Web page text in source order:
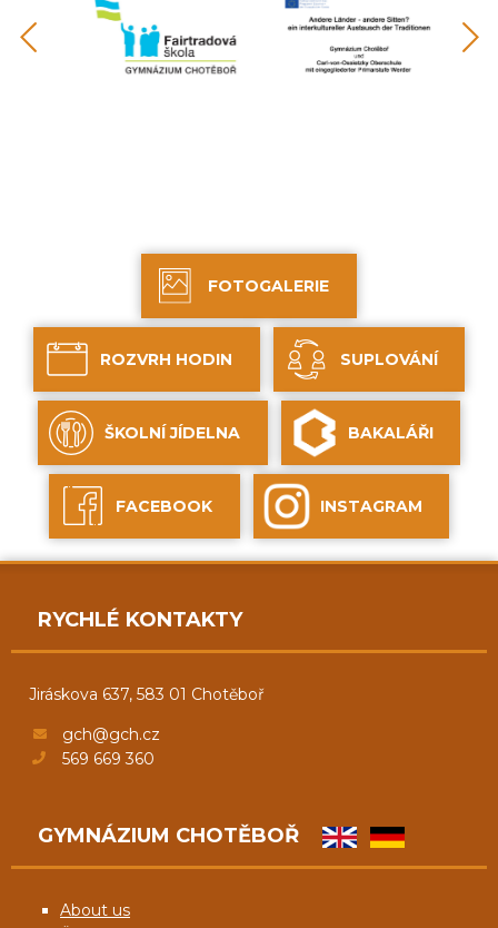
FOTOGALERIE
ROZVRH HODIN SUPLOVÁNÍ
ŠKOLNÍ JÍDELNA BAKALÁŘI
FACEBOOK INSTAGRAM
RYCHLÉ KONTAKTY
Jiráskova 637, 583 01 Chotěboř
gch@gch.cz
569 669 360
GYMNÁZIUM CHOTĚBOŘ
About us